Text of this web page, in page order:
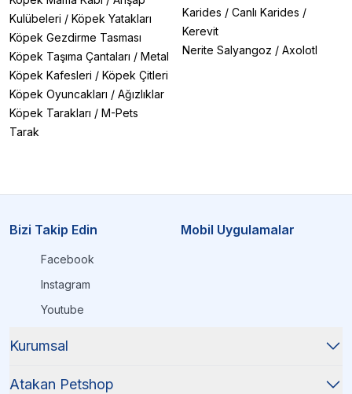
Kulübeleri / Köpek Yatakları
Köpek Gezdirme Tasması
Köpek Taşıma Çantaları / Metal
Köpek Kafesleri / Köpek Çitleri
Köpek Oyuncakları / Ağızlıklar
Köpek Tarakları / M-Pets
Tarak
Karides / Canlı Karides /
Kerevit
Nerite Salyangoz / Axolotl
Bizi Takip Edin
Facebook
Instagram
Youtube
Mobil Uygulamalar
Kurumsal
Atakan Petshop